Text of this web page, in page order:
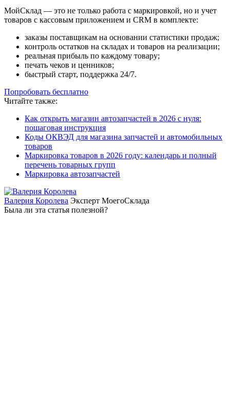
МойСклад — это не только работа с маркировкой, но и учет
товаров с кассовым приложением и CRM в комплекте:
заказы поставщикам на основании статистики продаж;
контроль остатков на складах и товаров на реализации;
реальная прибыль по каждому товару;
печать чеков и ценников;
быстрый старт, поддержка 24/7.
Попробовать бесплатно
Читайте также:
Как открыть магазин автозапчастей в 2026 с нуля:
пошаговая инструкция
Коды ОКВЭД для магазина запчастей и автомобильных
товаров
Маркировка товаров в 2026 году: календарь и полный
перечень товарных групп
Маркировка автозапчастей
Валерия Королева Эксперт МоегоСклада
Была ли эта статья полезной?